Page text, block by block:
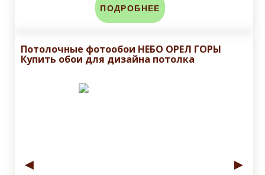
ПОДРОБНЕЕ
Потолочные фотообои НЕБО ОРЕЛ ГОРЫ
Купить обои для дизайна потолка
◄ ►